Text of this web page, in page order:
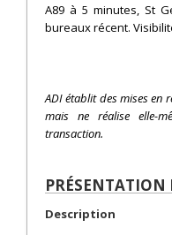
A89 à 5 minutes, St
bureaux récent.
ADI établit des mises en
mais ne réalise elle-
transaction.
PRÉSENTATION
Description